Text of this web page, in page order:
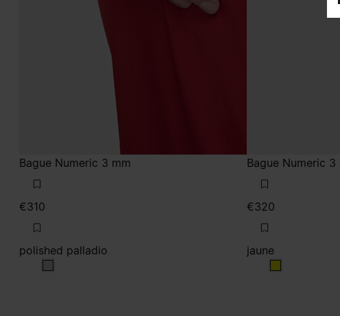
Bague Numeric 3 mm
€310
polished palladio
polished palladio
Bague Numeric 3
€320
jaune
jaune